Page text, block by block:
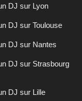
DJ sur Lyon
DJ sur Toulouse
DJ sur Nantes
DJ sur Strasbourg
DJ sur Lille